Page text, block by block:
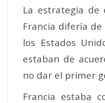
La estrategia de
Francia difería
los Estados
estaban de
no dar el primer
Francia estaba